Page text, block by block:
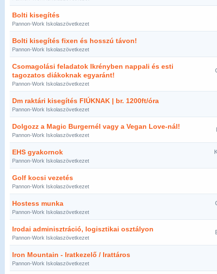
Bolti kisegítés
Pannon-Work Iskolaszövetkezet
Bolti kisegítés fixen és hosszú távon!
Pannon-Work Iskolaszövetkezet
Csomagolási feladatok Ikrényben nappali és esti
tagozatos diákoknak egyaránt!
Pannon-Work Iskolaszövetkezet
Dm raktári kisegítés FIÚKNAK | br. 1200ft/óra
Pannon-Work Iskolaszövetkezet
Dolgozz a Magic Burgernél vagy a Vegan Love-nál!
Pannon-Work Iskolaszövetkezet
EHS gyakornok
Pannon-Work Iskolaszövetkezet
Golf kocsi vezetés
Pannon-Work Iskolaszövetkezet
Hostess munka
Pannon-Work Iskolaszövetkezet
Irodai adminisztráció, logisztikai osztályon
Pannon-Work Iskolaszövetkezet
Iron Mountain - Iratkezelő / Irattáros
Pannon-Work Iskolaszövetkezet